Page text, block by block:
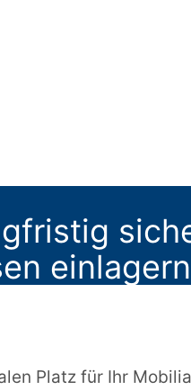
einlagern
Platz für Ihr